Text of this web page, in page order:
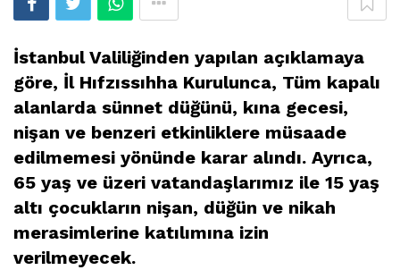
İstanbul Valiliğinden yapılan açıklamaya
göre, İl Hıfzıssıhha Kurulunca, Tüm kapalı
alanlarda sünnet düğünü, kına gecesi,
nişan ve benzeri etkinliklere müsaade
edilmemesi yönünde karar alındı. Ayrıca,
65 yaş ve üzeri vatandaşlarımız ile 15 yaş
altı çocukların nişan, düğün ve nikah
merasimlerine katılımına izin
verilmeyecek.